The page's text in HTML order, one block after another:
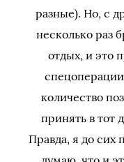
разные). Но, с
несколько раз
отдых, и это
количество
принять в тот
Правда, я до сих